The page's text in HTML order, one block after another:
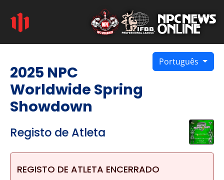
Português
2025 NPC
Worldwide Spring
Showdown
Registo de Atleta
REGISTO DE ATLETA ENCERRADO